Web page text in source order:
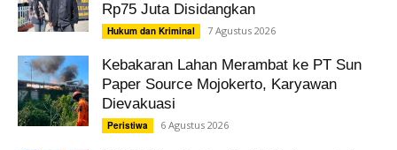
Rp75 Juta Disidangkan
Hukum dan Kriminal 7 Agustus 2026
Kebakaran Lahan Merambat ke PT Sun
Paper Source Mojokerto, Karyawan
Dievakuasi
Peristiwa 6 Agustus 2026